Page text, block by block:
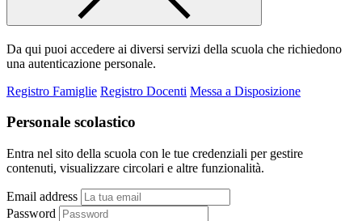
Da qui puoi accedere ai diversi servizi della scuola che richiedono
una autenticazione personale.
Registro Famiglie Registro Docenti Messa a Disposizione
Personale scolastico
Entra nel sito della scuola con le tue credenziali per gestire
contenuti, visualizzare circolari e altre funzionalità.
Email address
Password